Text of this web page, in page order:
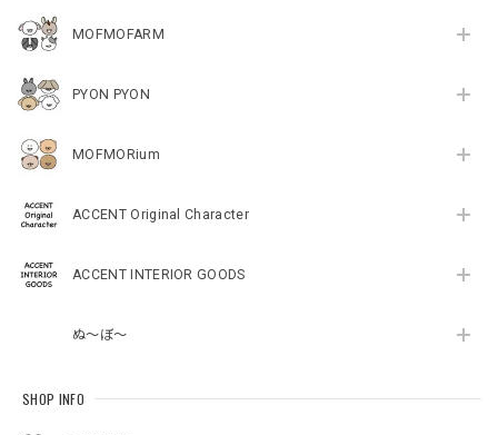
MOFMOFARM
PYON PYON
MOFMORium
ACCENT Original Character
ACCENT INTERIOR GOODS
ぬ～ぼ～
SHOP INFO